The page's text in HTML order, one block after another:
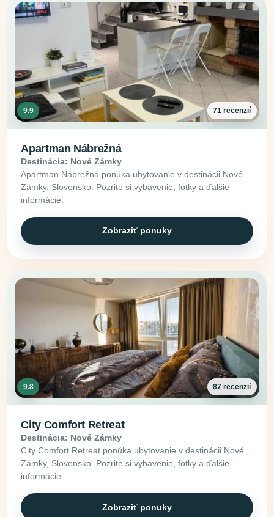
9.9 71 recenzií
Apartman Nábrežná
Destinácia: Nové Zámky
Apartman Nábrežná ponúka ubytovanie v destinácii Nové
Zámky, Slovensko. Pozrite si vybavenie, fotky a ďalšie
informácie.
Zobraziť ponuky
9.8 87 recenzií
City Comfort Retreat
Destinácia: Nové Zámky
City Comfort Retreat ponúka ubytovanie v destinácii Nové
Zámky, Slovensko. Pozrite si vybavenie, fotky a ďalšie
informácie.
Zobraziť ponuky